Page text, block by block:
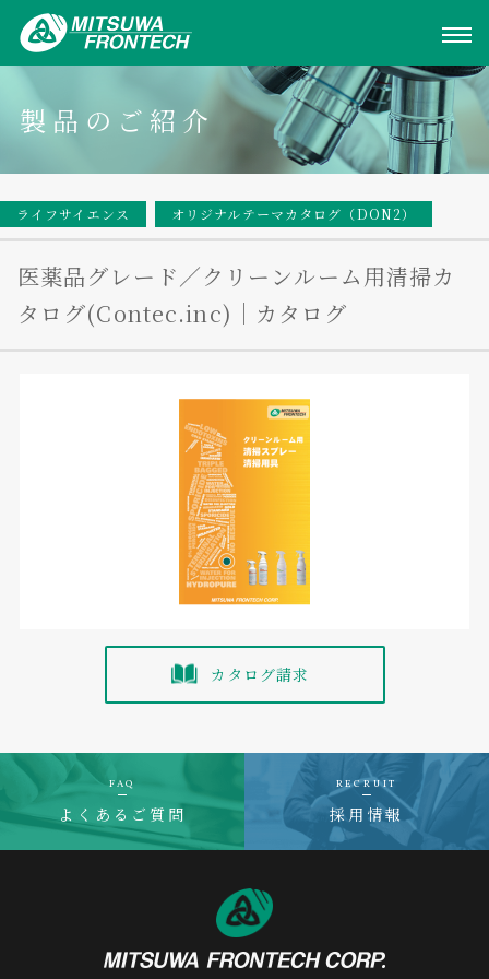
製品のご紹介
ライフサイエンス オリジナルテーマカタログ（DON2）
医薬品グレード／クリーンルーム用清掃カ
タログ(Contec.inc)｜カタログ
カタログ請求
FAQ
よくあるご質問
RECRUIT
採用情報